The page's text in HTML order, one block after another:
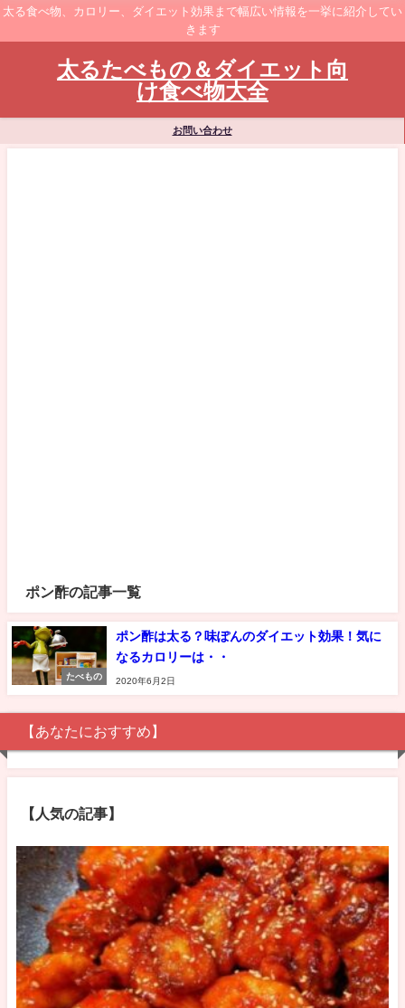
太る食べ物、カロリー、ダイエット効果まで幅広い情報を一挙に紹介してい
きます
太るたべもの＆ダイエット向
け食べ物大全
お問い合わせ
ポン酢の記事一覧
たべもの
ポン酢は太る？味ぽんのダイエット効果！気に
なるカロリーは・・
2020年6月2日
【あなたにおすすめ】
【人気の記事】